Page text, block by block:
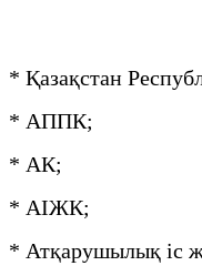
* Қазақстан
* АППК;
* АК;
* АІЖК;
* Атқарушылық іс